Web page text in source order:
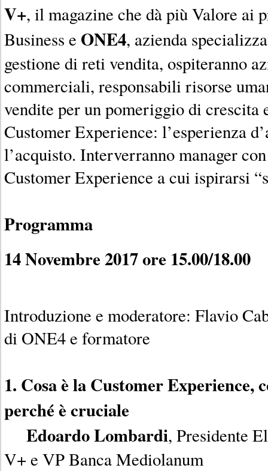
V+, il magazine che dà più Valore ai
Business e ONE4, azienda
gestione di reti vendita, ospiteranno
commerciali, responsabili risorse
vendite per un pomeriggio di crescita
Customer Experience: l’esperienza
l’acquisto. Interverranno manager
Customer Experience a cui ispirarsi
Programma
14 Novembre 2017 ore 15.00/18.00
Introduzione e moderatore: Flavio
di ONE4 e formatore
1. Cosa è la Customer Experience,
perché è cruciale
Edoardo Lombardi, Presidente
V+ e VP Banca Mediolanum